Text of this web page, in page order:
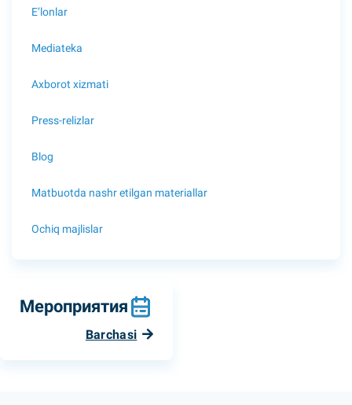
E’lonlar
Mediateka
Axborot xizmati
Press-relizlar
Blog
Matbuotda nashr etilgan materiallar
Ochiq majlislar
Мероприятия
Barchasi